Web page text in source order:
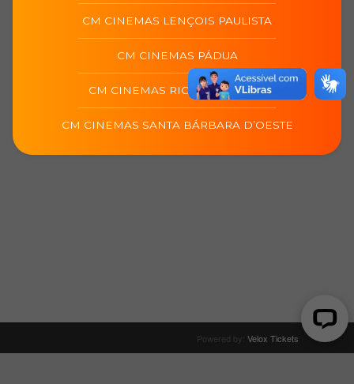
CM CINEMAS LENÇOIS PAULISTA
CM CINEMAS PÁDUA
CM CINEMAS RIO DAS OSTRAS
CM CINEMAS SANTA BÁRBARA D’OESTE